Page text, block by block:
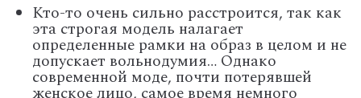
Кто-то очень сильно расстроится, так как
эта строгая модель налагает
определенные рамки на образ в целом и не
допускает вольнодумия… Однако
современной моде, почти потерявшей